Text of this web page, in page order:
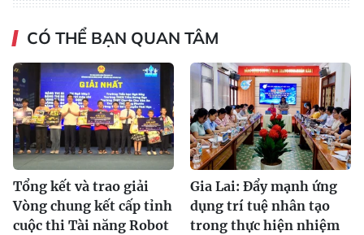
CÓ THỂ BẠN QUAN TÂM
Tổng kết và trao giải
Vòng chung kết cấp tỉnh
cuộc thi Tài năng Robot
Gia Lai: Đẩy mạnh ứng
dụng trí tuệ nhân tạo
trong thực hiện nhiệm